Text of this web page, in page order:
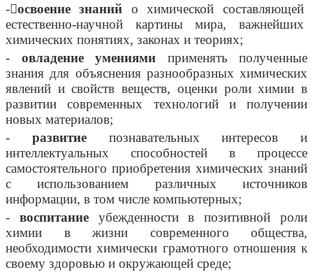
-освоение знаний о химической составляющей
естественно-научной картины мира, важнейших
химических понятиях, законах и теориях;
- овладение умениями применять полученные
знания для объяснения разнообразных химических
явлений и свойств веществ, оценки роли химии в
развитии современных технологий и получении
новых материалов;
- развитиепознавательных интересов и
интеллектуальных способностей в процессе
самостоятельного приобретения химических знаний
с использованием различных источников
информации, в том числе компьютерных;
- воспитаниеубежденности в позитивной роли
химии в жизни современного общества,
необходимости химически грамотного отношения к
своему здоровью и окружающей среде;